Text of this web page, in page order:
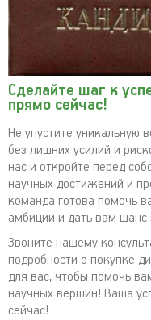
Сделайте шаг к
прямо сейчас!
Не упустите уникальную
без лишних усилий и
нас и откройте перед
научных достижений и
команда готова помочь
амбиции и дать вам шанс
Звоните нашему
подробности о покупке
для вас, чтобы помочь
научных вершин! Ваша
сейчас!